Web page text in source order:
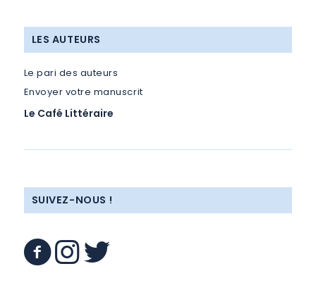
LES AUTEURS
Le pari des auteurs
Envoyer votre manuscrit
Le Café Littéraire
SUIVEZ-NOUS !